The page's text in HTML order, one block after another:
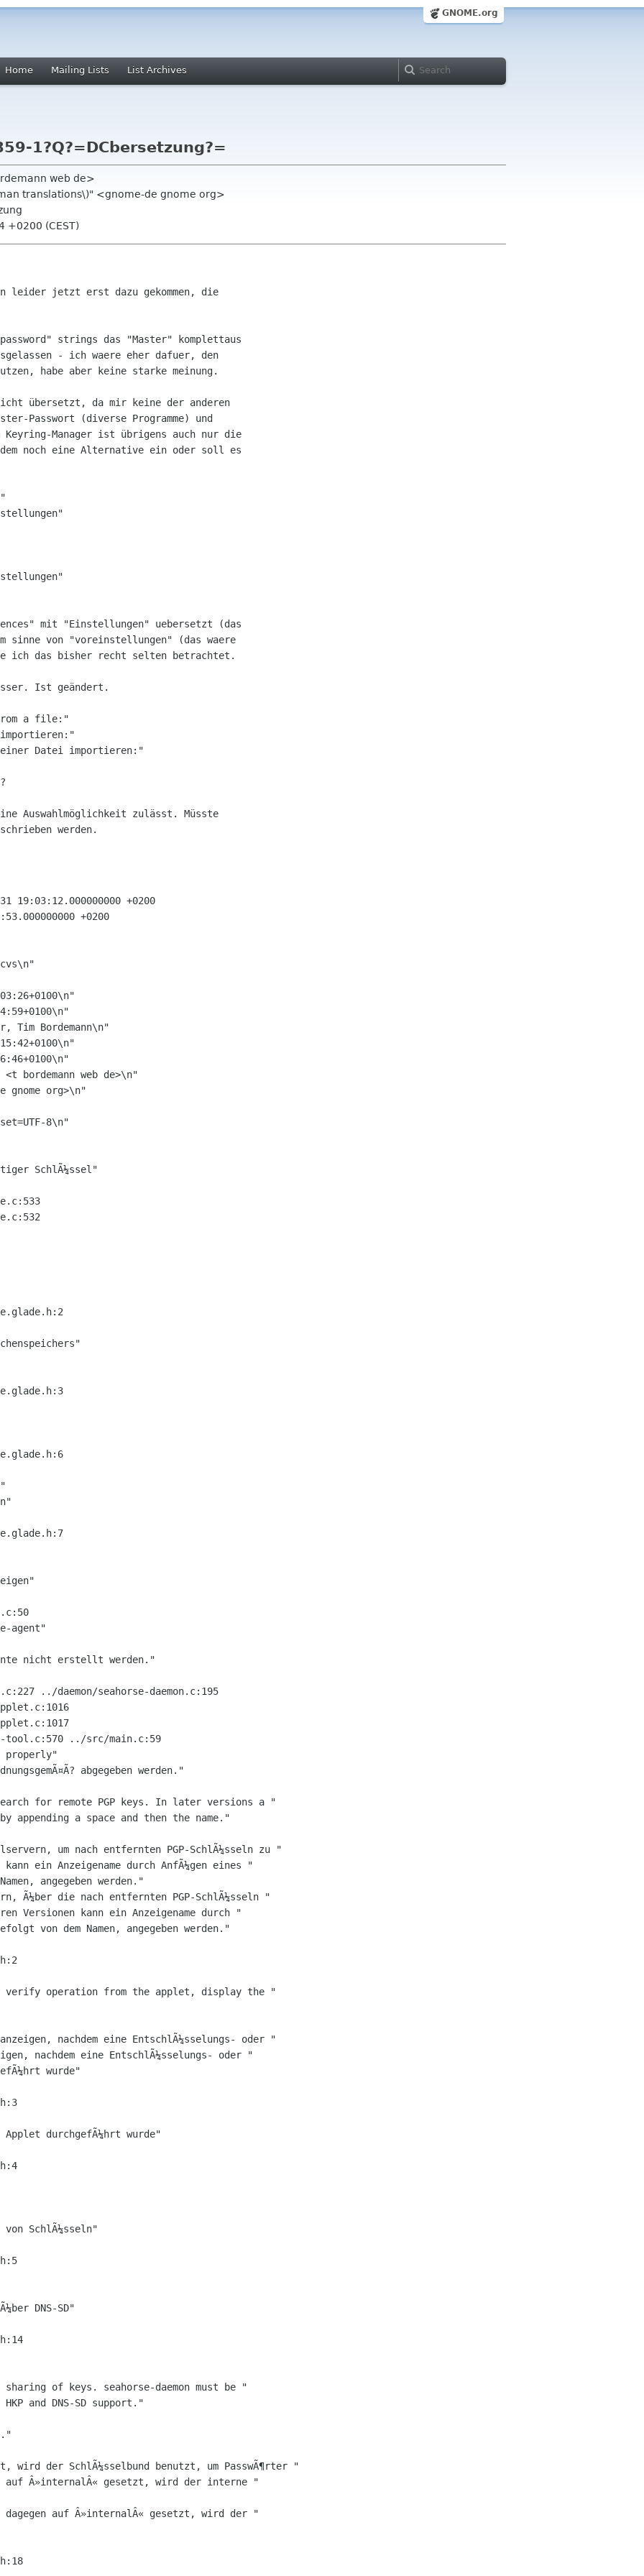
GNOME.org
Home Mailing Lists List Archives
1?Q?=DCbersetzung?=
web de>
translations\)" <gnome-de gnome org>
+0200 (CEST)
leider jetzt erst dazu gekommen, die
strings das "Master" komplettaus
- ich waere eher dafuer, den
habe aber keine starke meinung.
übersetzt, da mir keine der anderen
Passwort (diverse Programme) und
Manager ist übrigens auch nur die
noch eine Alternative ein oder soll es
mit "Einstellungen" uebersetzt (das
sinne von "voreinstellungen" (das waere
ich das bisher recht selten betrachtet.
Ist geändert.
a file:"
einer Datei importieren:"
Auswahlmöglichkeit zulässt. Müsste
werden.